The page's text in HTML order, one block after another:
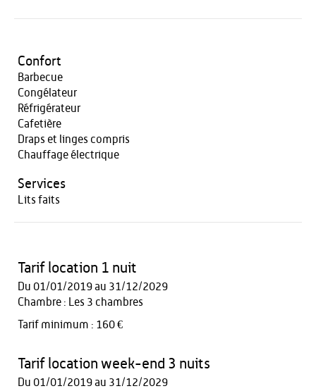
Confort
Barbecue
Congélateur
Réfrigérateur
Cafetière
Draps et linges compris
Chauffage électrique
Services
Lits faits
Tarif location 1 nuit
Du 01/01/2019 au 31/12/2029
Chambre : Les 3 chambres
Tarif minimum : 160 €
Tarif location week-end 3 nuits
Du 01/01/2019 au 31/12/2029